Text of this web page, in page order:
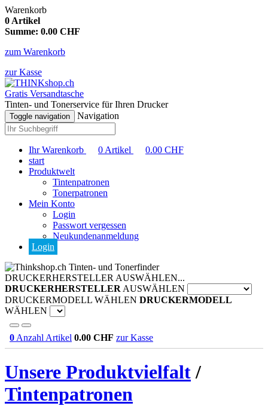
Warenkorb
0 Artikel
Summe: 0.00 CHF
zum Warenkorb
zur Kasse
Gratis Versandtasche
Tinten- und Tonerservice für Ihren Drucker
Toggle navigation Navigation
Ihr Warenkorb 0 Artikel 0.00 CHF
start
Produktwelt
Tintenpatronen
Tonerpatronen
Mein Konto
Login
Passwort vergessen
Neukundenanmeldung
Login
Tinten- und Tonerfinder
DRUCKERHERSTELLER AUSWÄHLEN...
DRUCKERHERSTELLER AUSWÄHLEN
DRUCKERMODELL WÄHLEN DRUCKERMODELL
WÄHLEN
0 Anzahl Artikel 0.00 CHF zur Kasse
Unsere Produktvielfalt/
Tintenpatronen